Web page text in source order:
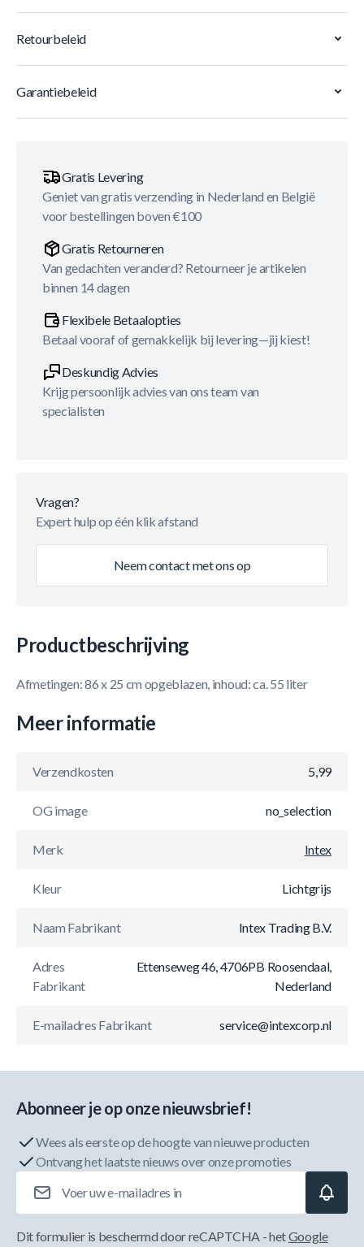
Retourbeleid
Garantiebeleid
Gratis Levering
Geniet van gratis verzending in Nederland en België
voor bestellingen boven €100
Gratis Retourneren
Van gedachten veranderd? Retourneer je artikelen
binnen 14 dagen
Flexibele Betaalopties
Betaal vooraf of gemakkelijk bij levering—jij kiest!
Deskundig Advies
Krijg persoonlijk advies van ons team van
specialisten
Vragen?
Expert hulp op één klik afstand
Neem contact met ons op
Productbeschrijving
Afmetingen: 86 x 25 cm opgeblazen, inhoud: ca. 55 liter
Meer informatie
Verzendkosten 5,99
OG image no_selection
Merk Intex
Kleur Lichtgrijs
Naam Fabrikant Intex Trading B.V.
Adres
Fabrikant
Ettenseweg 46, 4706PB Roosendaal,
Nederland
E-mailadres Fabrikant service@intexcorp.nl
Abonneer je op onze nieuwsbrief!
Wees als eerste op de hoogte van nieuwe producten
Ontvang het laatste nieuws over onze promoties
Dit formulier is beschermd door reCAPTCHA - hetGoogle